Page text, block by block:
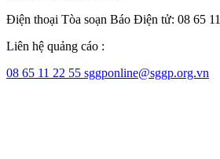
Điện thoại Tòa soạn Báo Điện tử: 08 65
Liên hệ quảng cáo :
08 65 11 22 55 sggponline@sggp.org.vn